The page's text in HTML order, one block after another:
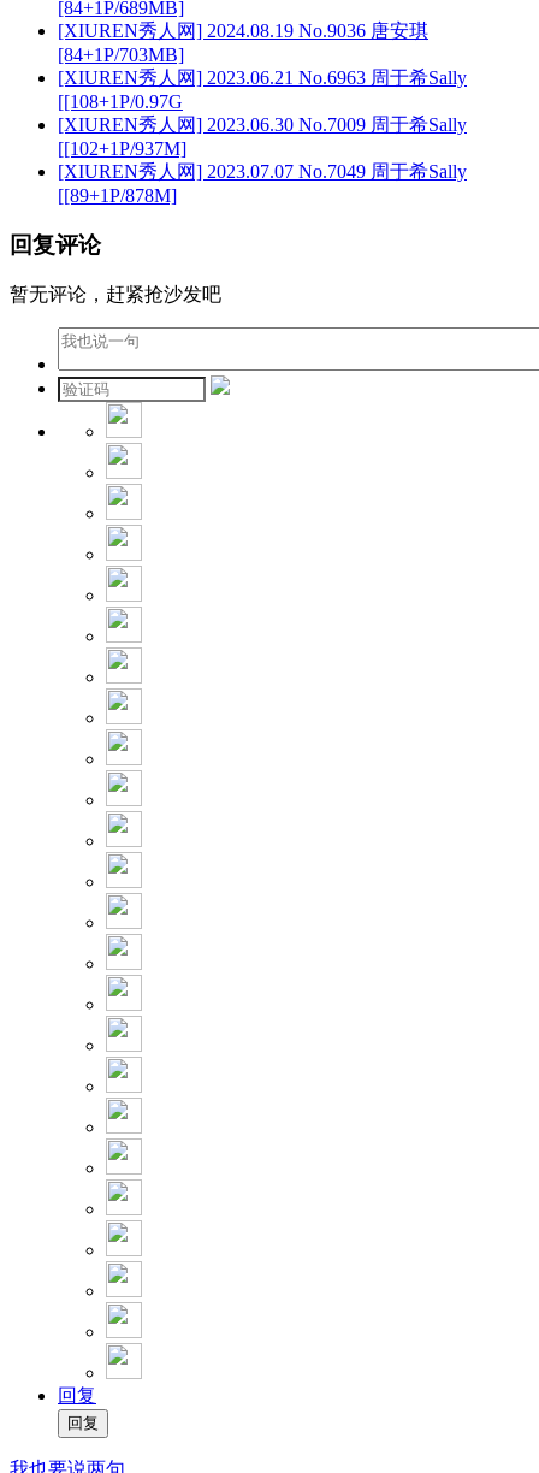
[84+1P/689MB]
[XIUREN秀人网] 2024.08.19 No.9036 唐安琪
[84+1P/703MB]
[XIUREN秀人网] 2023.06.21 No.6963 周于希Sally
[[108+1P/0.97G
[XIUREN秀人网] 2023.06.30 No.7009 周于希Sally
[[102+1P/937M]
[XIUREN秀人网] 2023.07.07 No.7049 周于希Sally
[[89+1P/878M]
回复评论
暂无评论，赶紧抢沙发吧
回复